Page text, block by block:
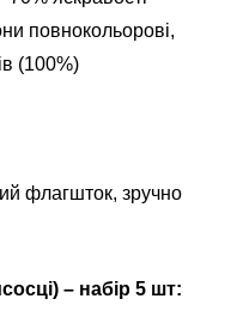
повнокольорові,
(100%)
флагшток, зручно
– набір 5 шт: